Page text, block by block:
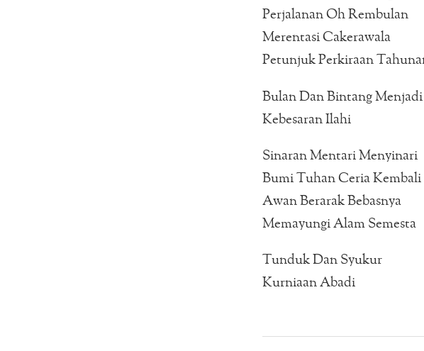
Perjalanan Oh Rembulan
Merentasi Cakerawala
Petunjuk Perkiraan
Bulan Dan Bintang Menjadi
Kebesaran Ilahi
Sinaran Mentari Menyinari
Bumi Tuhan Ceria Kembali
Awan Berarak Bebasnya
Memayungi Alam Semesta
Tunduk Dan Syukur
Kurniaan Abadi